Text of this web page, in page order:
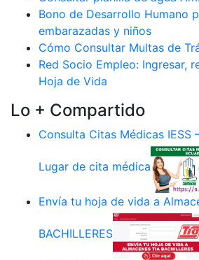
Bono de Desarrollo Humano
embarazadas y niños
Cómo Consultar Multas de
Red Socio Empleo: Ingresar,
Hoja de Vida
Lo + Compartido
Consulta Citas Médicas IESS
Lugar de cita médica
Envía tu hoja de vida a
BACHILLERES